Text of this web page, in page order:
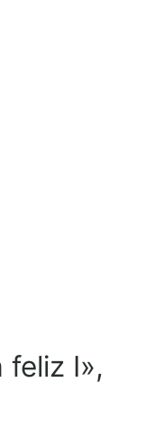
feliz I»,